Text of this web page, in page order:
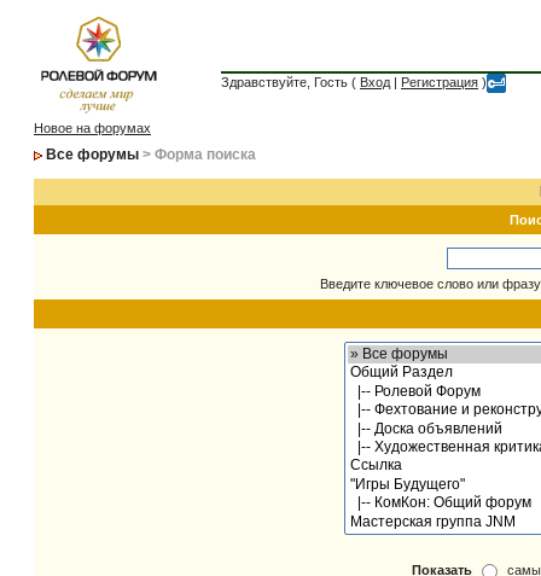
Здравствуйте, Гость ( Вход | Регистрация )
Новое на форумах
Все форумы > Форма поиска
Введите ключевое слово или
Показать